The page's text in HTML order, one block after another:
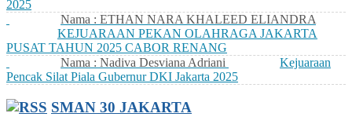
2025
Nama : ETHAN NARA KHALEED ELIANDRA
KEJUARAAN PEKAN OLAHRAGA JAKARTA
PUSAT TAHUN 2025 CABOR RENANG
Nama : Nadiva Desviana Adriani
Kejuaraan
Pencak Silat Piala Gubernur DKI Jakarta 2025
SMAN 30 JAKARTA